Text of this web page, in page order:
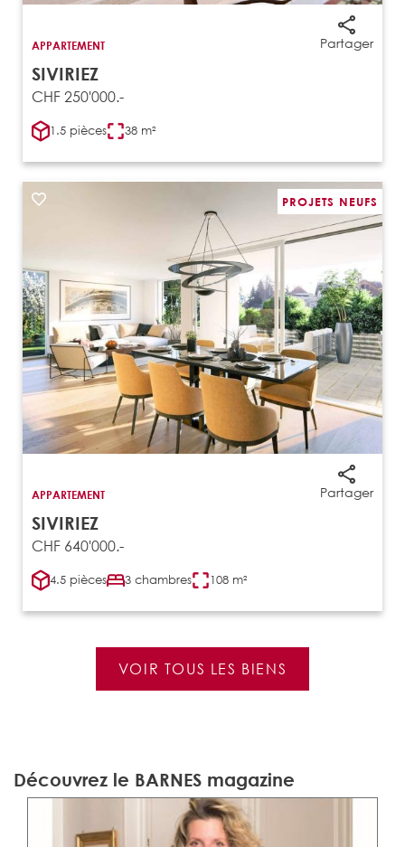
Partager
APPARTEMENT
SIVIRIEZ
CHF 250'000.-
1.5 pièces 38 m²
PROJETS NEUFS
Partager
APPARTEMENT
SIVIRIEZ
CHF 640'000.-
4.5 pièces 3 chambres 108 m²
VOIR TOUS LES BIENS
Découvrez le BARNES magazine